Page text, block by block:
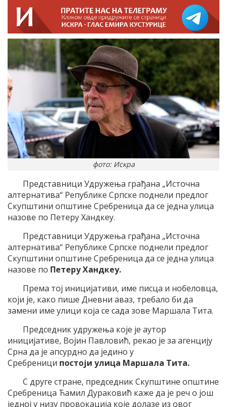
фото: Искра
Представници Удружења грађана „Источна
алтернатива“ Републике Српске поднели предлог
Скупштини општине Сребреница да се једна улица
назове по Петеру Хандкеу.
Представници Удружења грађана „Источна
алтернатива“ Републике Српске поднели предлог
Скупштини општине Сребреница да се једна улица
назове по Петеру Хандкеу.
Према тој иницијативи, име писца и нобеловца,
који је, како пише Дневни аваз, требало би да
замени име улици која се сада зове Маршала Тита.
Председник удружења које је аутор
иницијативе, Војин Павловић, рекао је за агенцију
Срна да је апсурдно да једино у
Сребреници постоји улица Маршала Тита.
С друге стране, председник Скупштине општине
Сребреница Ћамил Дураковић каже да је реч о још
једној у низу провокација које долазе из овог